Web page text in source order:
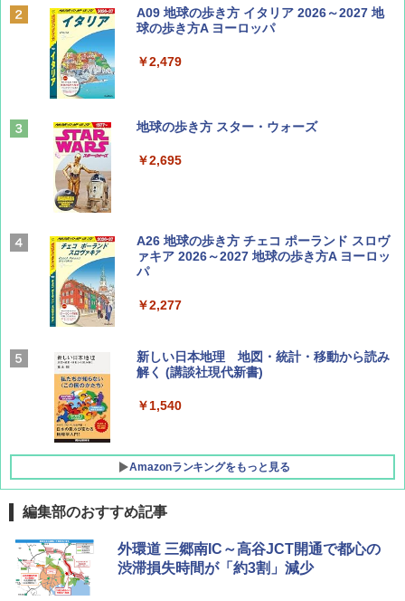
BE-PAL(ビ-パル) 2026年 9 月号【特別付録:
SOTO ミニマル"旅"財布 ランダム2種】
￥1,500
山と溪谷 2026年8月号「南アルプス大全」
￥1,540
Coyote No.89 特集 星野道夫 夢見る旅
￥1,540
AIRLINE（エアライン）2026年9月号【特
集】ボーイング110周年を祝して！
￥1,760
A09 地球の歩き方 イタリア 2026～2027 地
球の歩き方A ヨーロッパ
￥2,479
地球の歩き方 スター・ウォーズ
￥2,695
A26 地球の歩き方 チェコ ポーランド スロヴ
ァキア 2026～2027 地球の歩き方A ヨーロッ
パ
￥2,277
新しい日本地理 地図・統計・移動から読み
解く (講談社現代新書)
￥1,540
Amazonランキングをもっと見る
[キャンパーズコレクション 山善] ポップアッ
プテント 傘みたいに広げて畳める パッとサ
ッとサンシェード キューブ フルクローズ メ
BUNDOK(バンドック)ソロ ドーム 1 EX BDK
-08EX カーキ ソロキャンプ ポリエステル フ
レーム テント
編集部のおすすめ記事
外環道 三郷南IC～高谷JCT開通で都心の
渋滞損失時間が「約3割」減少